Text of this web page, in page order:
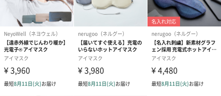
シーズンブーケ（ひま
わり）（1,880円）
ブーケ（ホワイトグリ
ーン）（1,650円）
ブーケ（ピン
（1,650円）